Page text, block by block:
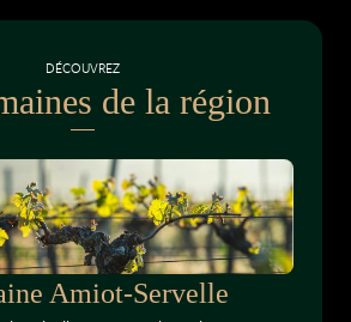
DÉCOUVREZ
de la région
Amiot-Servelle